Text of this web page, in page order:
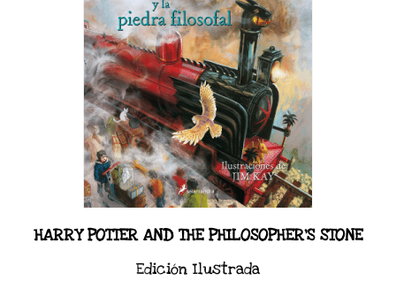
HARRY POTTER AND THE PHILOSOPHER'S STONE
Edición Ilustrada